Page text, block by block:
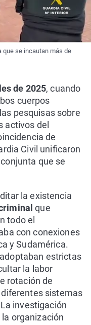
que se incautan más de
de 2025, cuando
cuerpos
pesquisas sobre
activos del
de
Civil unificaron
que se
la existencia
que
todo el
con conexiones
y Sudamérica.
estrictas
la labor
rotación de
sistemas
investigación
organización